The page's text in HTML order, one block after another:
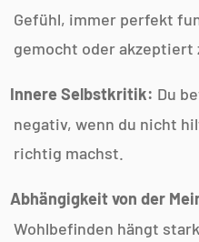
Gefühl, immer perfekt
gemocht oder akzeptiert
Innere Selbstkritik: Du
negativ, wenn du nicht
richtig machst.
Abhängigkeit von der
Wohlbefinden hängt